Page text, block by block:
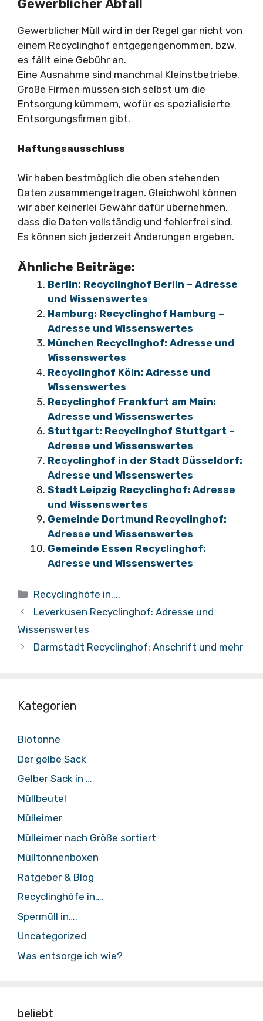
Gewerblicher Abfall
Gewerblicher Müll wird in der Regel gar nicht von
einem Recyclinghof entgegengenommen, bzw.
es fällt eine Gebühr an.
Eine Ausnahme sind manchmal Kleinstbetriebe.
Große Firmen müssen sich selbst um die
Entsorgung kümmern, wofür es spezialisierte
Entsorgungsfirmen gibt.
Haftungsausschluss
Wir haben bestmöglich die oben stehenden
Daten zusammengetragen. Gleichwohl können
wir aber keinerlei Gewähr dafür übernehmen,
dass die Daten vollständig und fehlerfrei sind.
Es können sich jederzeit Änderungen ergeben.
Ähnliche Beiträge:
Berlin: Recyclinghof Berlin – Adresse
und Wissenswertes
Hamburg: Recyclinghof Hamburg –
Adresse und Wissenswertes
München Recyclinghof: Adresse und
Wissenswertes
Recyclinghof Köln: Adresse und
Wissenswertes
Recyclinghof Frankfurt am Main:
Adresse und Wissenswertes
Stuttgart: Recyclinghof Stuttgart –
Adresse und Wissenswertes
Recyclinghof in der Stadt Düsseldorf:
Adresse und Wissenswertes
Stadt Leipzig Recyclinghof: Adresse
und Wissenswertes
Gemeinde Dortmund Recyclinghof:
Adresse und Wissenswertes
Gemeinde Essen Recyclinghof:
Adresse und Wissenswertes
Kategorien
Recyclinghöfe in....
Leverkusen Recyclinghof: Adresse und
Wissenswertes
Darmstadt Recyclinghof: Anschrift und mehr
Kategorien
Biotonne
Der gelbe Sack
Gelber Sack in …
Müllbeutel
Mülleimer
Mülleimer nach Größe sortiert
Mülltonnenboxen
Ratgeber & Blog
Recyclinghöfe in….
Spermüll in….
Uncategorized
Was entsorge ich wie?
beliebt